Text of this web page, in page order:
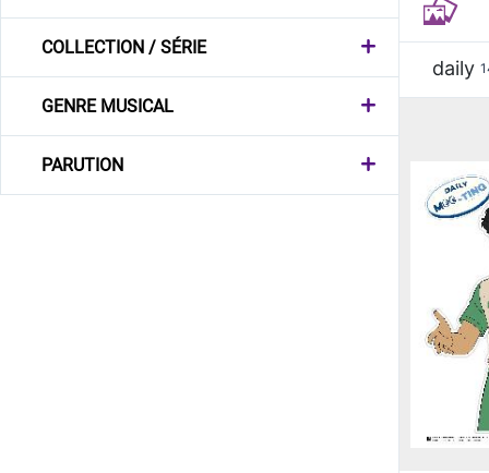
COLLECTION / SÉRIE
GENRE MUSICAL
PARUTION
daily